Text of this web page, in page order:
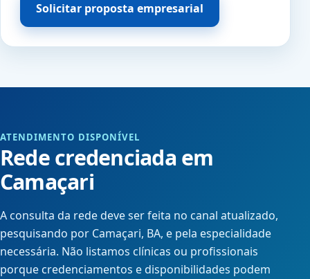
Solicitar proposta empresarial
ATENDIMENTO DISPONÍVEL
Rede credenciada em
Camaçari
A consulta da rede deve ser feita no canal atualizado,
pesquisando por Camaçari, BA, e pela especialidade
necessária. Não listamos clínicas ou profissionais
porque credenciamentos e disponibilidades podem